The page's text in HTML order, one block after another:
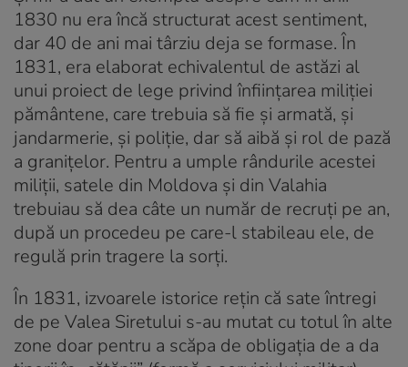
1830 nu era încă structurat acest sentiment,
dar 40 de ani mai târziu deja se formase. În
1831, era elaborat echivalentul de astăzi al
unui proiect de lege privind înființarea miliției
pământene, care trebuia să fie și armată, și
jandarmerie, și poliție, dar să aibă și rol de pază
a granițelor. Pentru a umple rândurile acestei
miliții, satele din Moldova și din Valahia
trebuiau să dea câte un număr de recruți pe an,
după un procedeu pe care-l stabileau ele, de
regulă prin tragere la sorți.
În 1831, izvoarele istorice rețin că sate întregi
de pe Valea Siretului s-au mutat cu totul în alte
zone doar pentru a scăpa de obligația de a da